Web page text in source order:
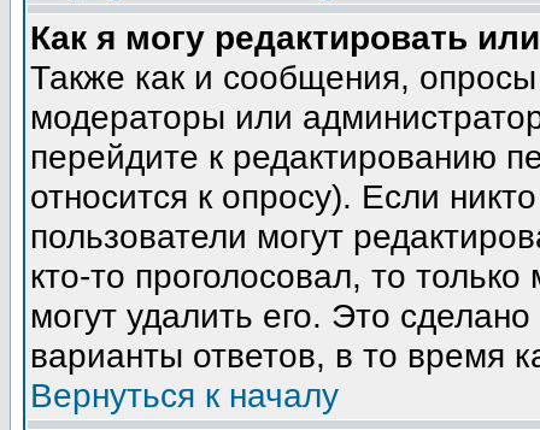
Как я могу редактировать
Также как и сообщения, опросы
модераторы или
перейдите к редактированию
относится к опросу). Если
пользователи могут
кто-то проголосовал, то
могут удалить его. Это
варианты ответов, в то время
Вернуться к началу